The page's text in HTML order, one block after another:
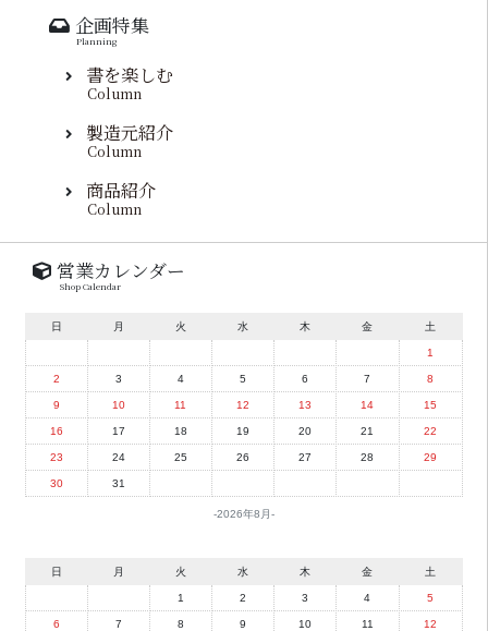
企画特集
Planning
書を楽しむ
Column
製造元紹介
Column
商品紹介
Column
営業カレンダー
Shop Calendar
2026年8月
日 月 火 水 木 金 土
1
2 3 4 5 6 7 8
9 10 11 12 13 14 15
16 17 18 19 20 21 22
23 24 25 26 27 28 29
30 31
日 月 火 水 木 金 土
1 2 3 4 5
6 7 8 9 10 11 12